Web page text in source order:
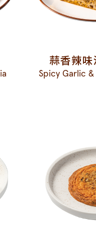
蒜香辣
Spicy Garlic